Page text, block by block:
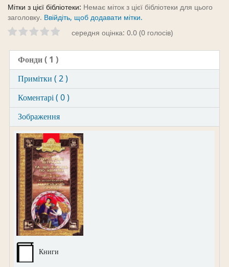
Мітки з цієї бібліотеки: Немає міток з цієї бібліотеки для цього
заголовку. Ввійдіть, щоб додавати мітки.
середня оцінка: 0.0 (0 голосів)
Фонди( 1 )
Примітки ( 2 )
Коментарі ( 0 )
Зображення
Книги